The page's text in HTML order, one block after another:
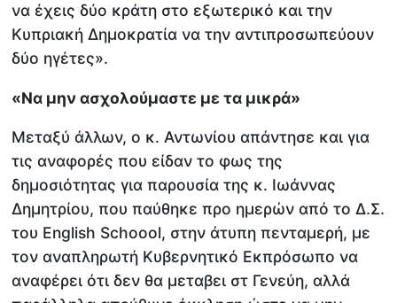
να έχεις δύο κράτη στο εξωτερικό και την
Κυπριακή Δημοκρατία να την αντιπροσωπεύουν
δύο ηγέτες».
«Να μην ασχολούμαστε με τα μικρά»
Μεταξύ άλλων, ο κ. Αντωνίου απάντησε και για
τις αναφορές που είδαν το φως της
δημοσιότητας για παρουσία της κ. Ιωάννας
Δημητρίου, που παύθηκε προ ημερών από το Δ.Σ.
του English Schoool, στην άτυπη πενταμερή, με
τον αναπληρωτή Κυβερνητικό Εκπρόσωπο να
αναφέρει ότι δεν θα μεταβει στ Γενεύη, αλλά